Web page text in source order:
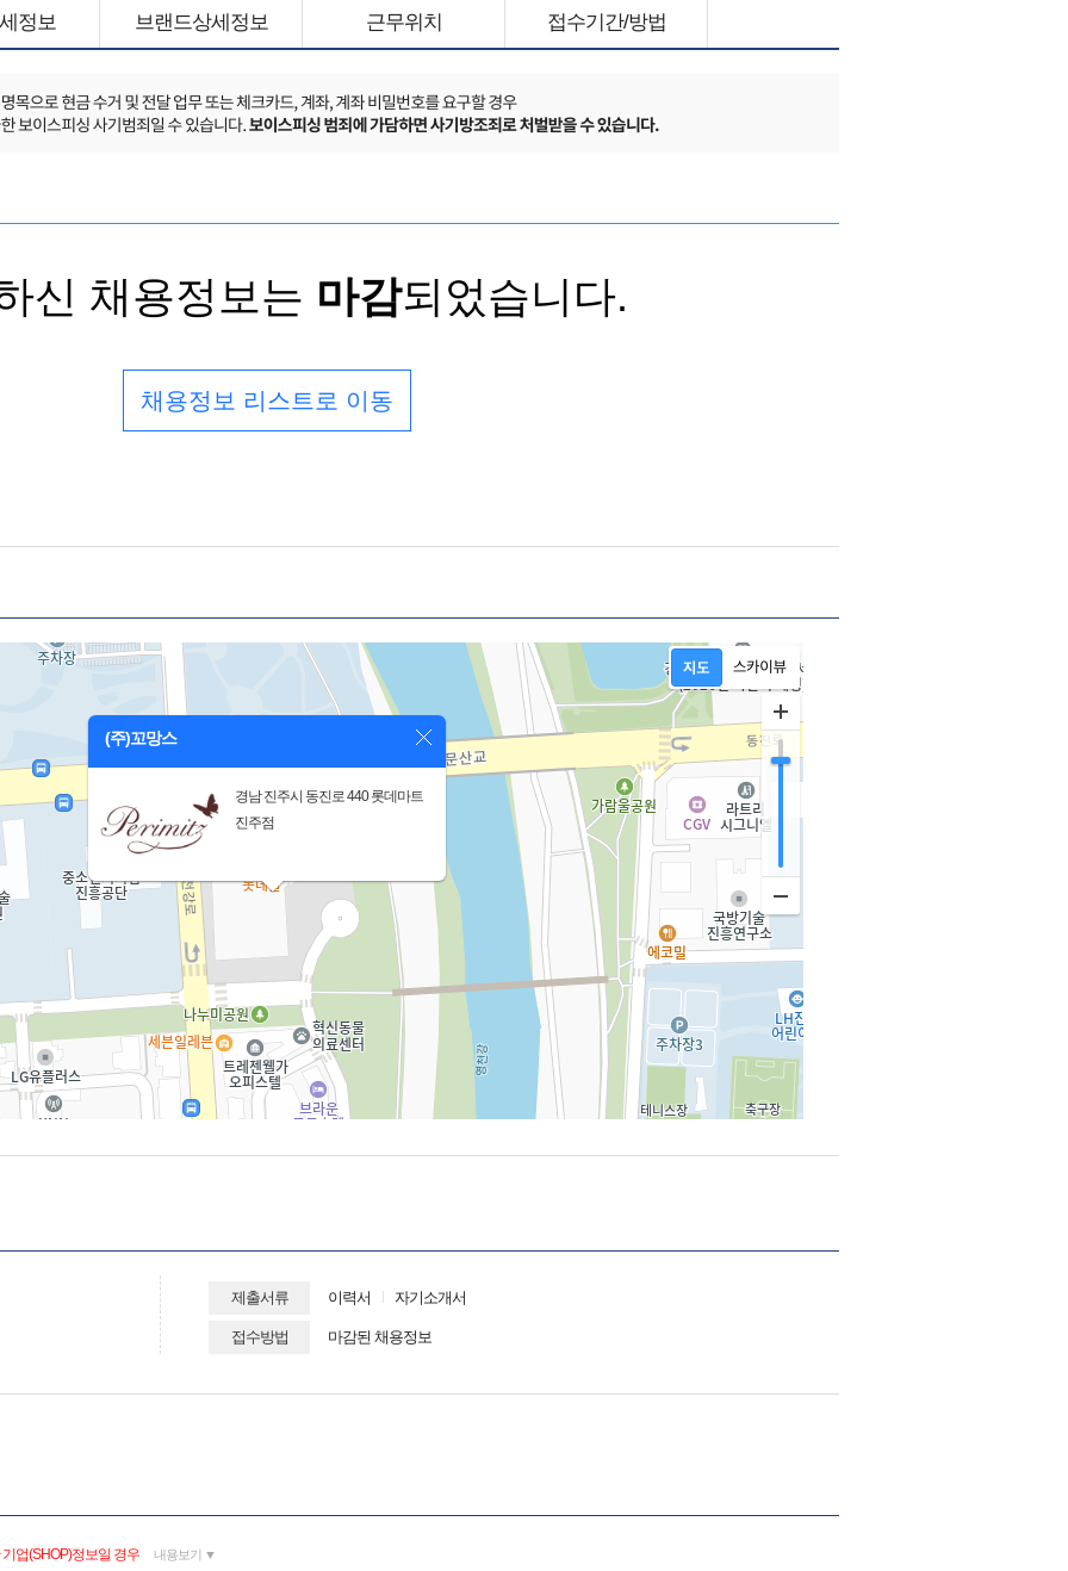
정보 브랜드상세정보 근무위치 접수기간/방법
신 채용정보는 마감되었습니다.
채용정보 리스트로 이동
(주)꼬망스
경남 진주시 동진로 440 롯데마트
진주점
제출서류 이력서 자기소개서
접수방법 마감된 채용정보
업(SHOP)정보일 경우 내용보기 ▼